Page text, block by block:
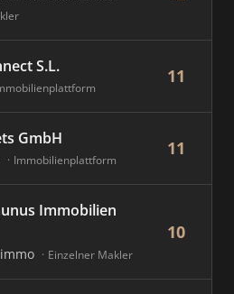
S.L. 11
GmbH
Immobilienplattform
11
Immobilien
Einzelner Makler
10